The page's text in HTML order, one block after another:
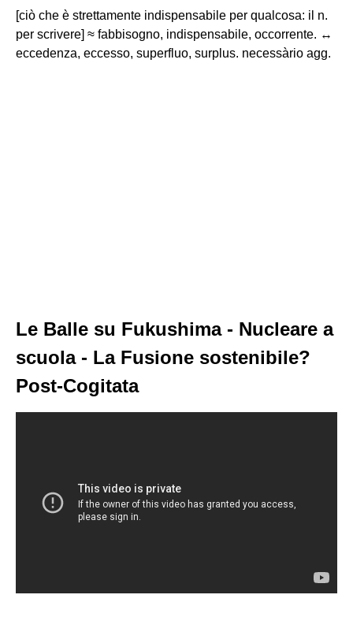
[ciò che è strettamente indispensabile per qualcosa: il n.
per scrivere] ≈ fabbisogno, indispensabile, occorrente. ↔
eccedenza, eccesso, superfluo, surplus. necessàrio agg.
Le Balle su Fukushima - Nucleare a
scuola - La Fusione sostenibile?
Post-Cogitata